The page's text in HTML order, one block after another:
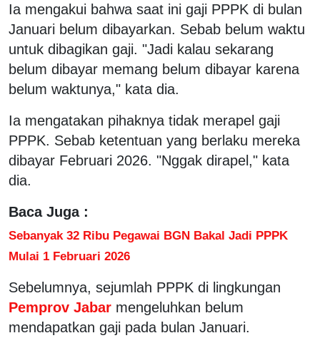
Ia mengakui bahwa saat ini gaji PPPK di bulan
Januari belum dibayarkan. Sebab belum waktu
untuk dibagikan gaji. "Jadi kalau sekarang
belum dibayar memang belum dibayar karena
belum waktunya," kata dia.
Ia mengatakan pihaknya tidak merapel gaji
PPPK. Sebab ketentuan yang berlaku mereka
dibayar Februari 2026. "Nggak dirapel," kata
dia.
Baca Juga :
Sebanyak 32 Ribu Pegawai BGN Bakal Jadi PPPK
Mulai 1 Februari 2026
Sebelumnya, sejumlah PPPK di lingkungan
Pemprov Jabar mengeluhkan belum
mendapatkan gaji pada bulan Januari.